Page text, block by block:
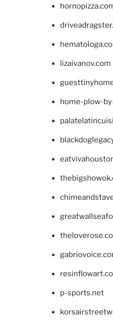
lizaivanov.com
home-plow-
p-sports.net